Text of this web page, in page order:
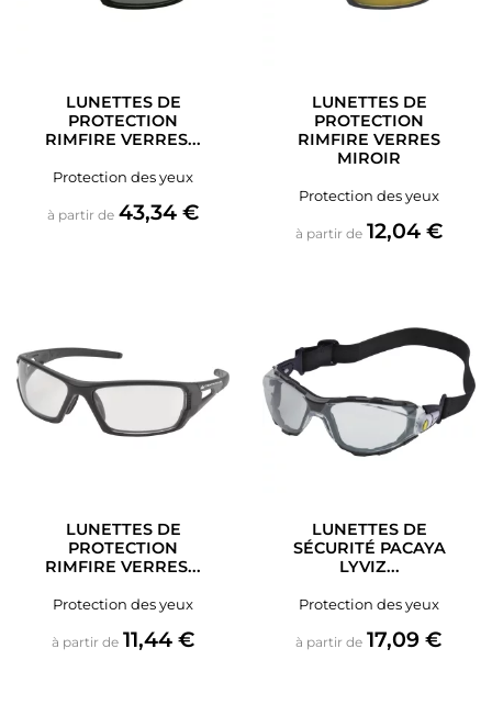
LUNETTES DE
PROTECTION
RIMFIRE VERRES...
Protection des yeux
à partir de Prix
43,34 €
LUNETTES DE
PROTECTION
RIMFIRE VERRES
MIROIR
Protection des yeux
à partir de Prix
12,04 €
LUNETTES DE
PROTECTION
RIMFIRE VERRES...
Protection des yeux
à partir de Prix
11,44 €
LUNETTES DE
SÉCURITÉ PACAYA
LYVIZ...
Protection des yeux
à partir de Prix
17,09 €